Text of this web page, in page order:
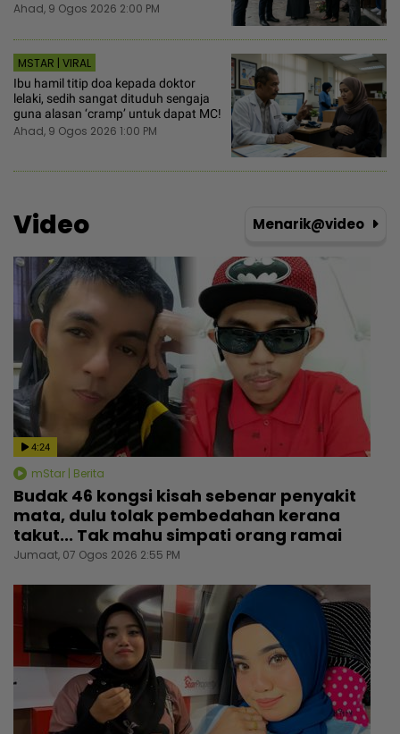
Ahad, 9 Ogos 2026 2:00 PM
MSTAR | VIRAL
Ibu hamil titip doa kepada doktor
lelaki, sedih sangat dituduh sengaja
guna alasan ‘cramp’ untuk dapat MC!
Ahad, 9 Ogos 2026 1:00 PM
Video Menarik@video
4:24
mStar | Berita
Budak 46 kongsi kisah sebenar penyakit
mata, dulu tolak pembedahan kerana
takut... Tak mahu simpati orang ramai
Jumaat, 07 Ogos 2026 2:55 PM